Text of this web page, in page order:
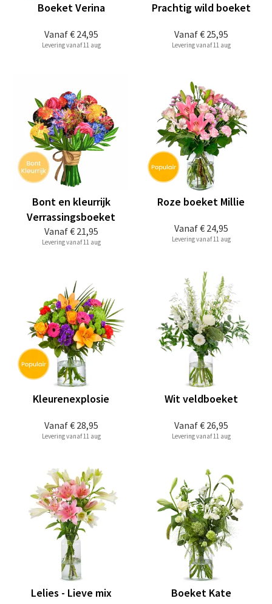
Vanaf€ 24,95
Boeket Verina
Levering vanaf 11 aug
Vanaf€ 25,95
Prachtig wild boeket
Levering vanaf 11 aug
Vanaf€ 21,95
Bont en kleurrijk
Verrassingsboeket
Levering vanaf 11 aug
Vanaf€ 24,95
Roze boeket Millie
Levering vanaf 11 aug
Vanaf€ 28,95
Kleurenexplosie
Levering vanaf 11 aug
Vanaf€ 26,95
Wit veldboeket
Levering vanaf 11 aug
Lelies - Lieve mix Boeket Kate